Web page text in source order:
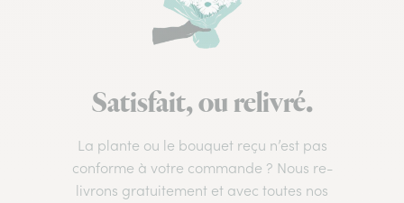
Satisfait, ou relivré.
La plante ou le bouquet reçu n’est pas
conforme à votre commande ? Nous re-
livrons gratuitement et avec toutes nos